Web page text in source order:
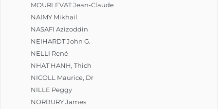
MOURLEVAT Jean-Claude
NAIMY Mikhail
NASAFI Azizoddin
NEIHARDT John G.
NELLI René
NHAT HANH, Thich
NICOLL Maurice, Dr
NILLE Peggy
NORBURY James